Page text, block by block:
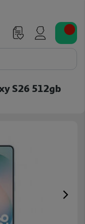
S26 512gb